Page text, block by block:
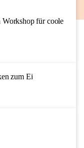
AUG
Workshop für coole
zum Ei